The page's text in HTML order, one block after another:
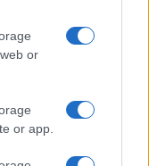
or
or app.
2026: Veicoli
Vigezzo, Val
in container